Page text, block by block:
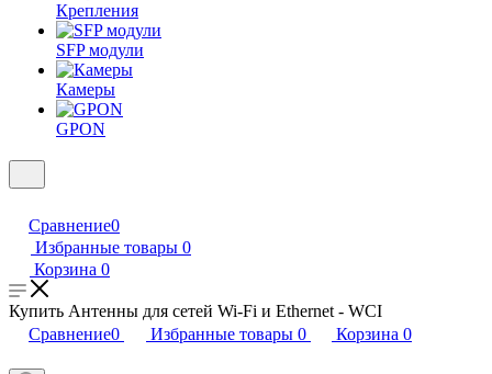
Крепления
SFP модули
Камеры
GPON
Сравнение0
Избранные товары 0
Корзина 0
Купить Антенны для сетей Wi-Fi и Ethernet - WCI
Сравнение0 Избранные товары 0 Корзина 0